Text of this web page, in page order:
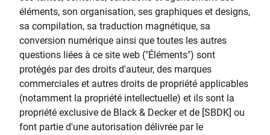
éléments, son organisation, ses graphiques et designs,
sa compilation, sa traduction magnétique, sa
conversion numérique ainsi que toutes les autres
questions liées à ce site web ("Éléments") sont
protégés par des droits d'auteur, des marques
commerciales et autres droits de propriété applicables
(notamment la propriété intellectuelle) et ils sont la
propriété exclusive de Black & Decker et de [SBDK] ou
font partie d'une autorisation délivrée par le